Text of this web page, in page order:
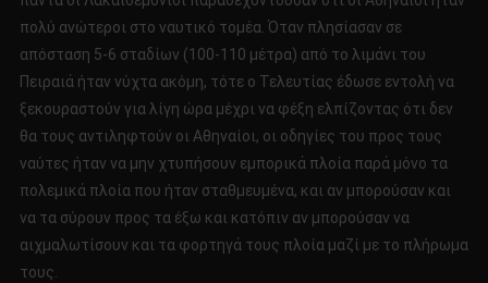
πολύ ανώτεροι στο ναυτικό τομέα. Όταν πλησίασαν σε
απόσταση 5-6 σταδίων (100-110 μέτρα) από το λιμάνι του
Πειραιά ήταν νύχτα ακόμη, τότε ο Τελευτίας έδωσε εντολή να
ξεκουραστούν για λίγη ώρα μέχρι να φέξη ελπίζοντας ότι δεν
θα τους αντιληφτούν οι Αθηναίοι, οι οδηγίες του προς τους
ναύτες ήταν να μην χτυπήσουν εμπορικά πλοία παρά μόνο τα
πολεμικά πλοία που ήταν σταθμευμένα, και αν μπορούσαν και
να τα σύρουν προς τα έξω και κατόπιν αν μπορούσαν να
αιχμαλωτίσουν και τα φορτηγά τους πλοία μαζί με το πλήρωμα
τους.